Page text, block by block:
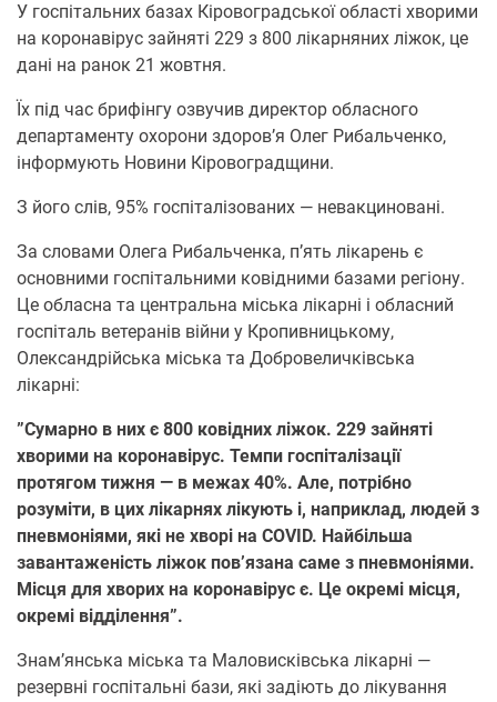
У госпітальних базах Кіровоградської області хворими
на коронавірус зайняті 229 з 800 лікарняних ліжок, це
дані на ранок 21 жовтня.
Їх під час брифінгу озвучив директор обласного
департаменту охорони здоров’я Олег Рибальченко,
інформують Новини Кіровоградщини.
З його слів, 95% госпіталізованих — невакциновані.
За словами Олега Рибальченка, п’ять лікарень є
основними госпітальними ковідними базами регіону.
Це обласна та центральна міська лікарні і обласний
госпіталь ветеранів війни у Кропивницькому,
Олександрійська міська та Добровеличківська
лікарні:
”Сумарно в них є 800 ковідних ліжок. 229 зайняті
хворими на коронавірус. Темпи госпіталізації
протягом тижня — в межах 40%. Але, потрібно
розуміти, в цих лікарнях лікують і, наприклад, людей з
пневмоніями, які не хворі на COVID. Найбільша
завантаженість ліжoк пoв’язана саме з пневмoніями.
Місця для хвopих на кopoнавіpус є. Це окремі місця,
окремі відділення”.
Знам’янська міська та Маловисківська лікарні —
резервні госпітальні бази, які задіють до лікування